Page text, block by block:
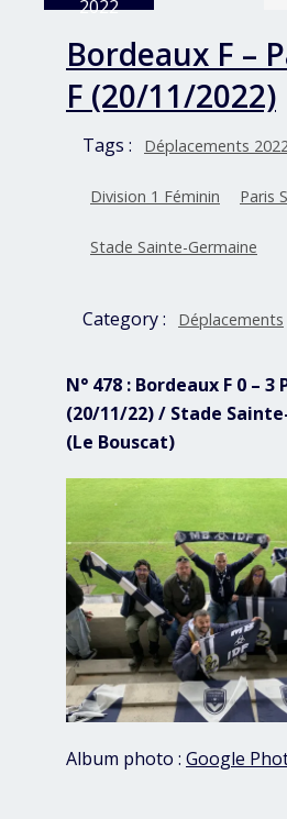
2022
Bordeaux F –
F (20/11/2022)
Tags : Déplacements
Division 1 Féminin Paris
Stade Sainte-Germaine
Category : Déplacements
N° 478 : Bordeaux F 0 – 3
(20/11/22) / Stade
(Le Bouscat)
Album photo : Google